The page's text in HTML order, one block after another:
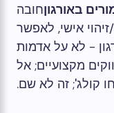
באורגוןחובה
זיהוי אישי, לאפשר
- לא על אדמות
מקצועיים; אל
קולג'; זה לא שם.